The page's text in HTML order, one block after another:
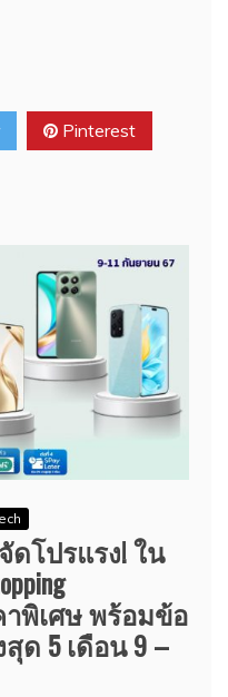
Pinterest
จัดโปรแรง! ใน
าพิเศษ พร้อมข้อ
ด 5 เดือน 9 –